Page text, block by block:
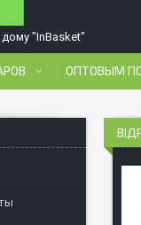
"InBasket"
ОПТОВЫМ